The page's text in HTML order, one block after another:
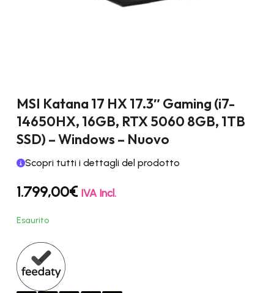
MSI Katana 17 HX 17.3″ Gaming (i7-
14650HX, 16GB, RTX 5060 8GB, 1TB
SSD) – Windows – Nuovo
Scopri tutti i dettagli del prodotto
1.799,00€ IVA Incl.
Esaurito